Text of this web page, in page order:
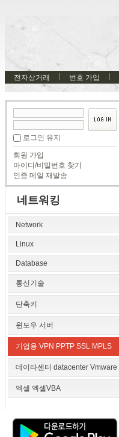
전자상거래 번호 가입
로그인 유지
회원 가입
아이디/비밀번호 찾기
인증 메일 재발송
네트워킹
Network
Linux
Database
통신기술
단축키
윈도우 서버
기업용 VPN PPTP SSL MPLS
데이타센터 datacenter Vmware
엑셀 엑셀VBA